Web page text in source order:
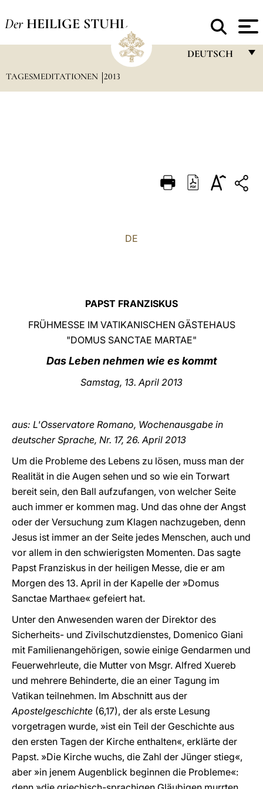
Der HEILIGE STUHL
DEUTSCH
DEUTSCH
TAGESMEDITATIONEN 2013
DE
PAPST FRANZISKUS
FRÜHMESSE IM VATIKANISCHEN GÄSTEHAUS
"DOMUS SANCTAE MARTAE"
Das Leben nehmen wie es kommt
Samstag, 13. April 2013
aus: L'Osservatore Romano, Wochenausgabe in
deutscher Sprache, Nr. 17, 26. April 2013
Um die Probleme des Lebens zu lösen, muss man der
Realität in die Augen sehen und so wie ein Torwart
bereit sein, den Ball aufzufangen, von welcher Seite
auch immer er kommen mag. Und das ohne der Angst
oder der Versuchung zum Klagen nachzugeben, denn
Jesus ist immer an der Seite jedes Menschen, auch und
vor allem in den schwierigsten Momenten. Das sagte
Papst Franziskus in der heiligen Messe, die er am
Morgen des 13. April in der Kapelle der »Domus
Sanctae Marthae« gefeiert hat.
Unter den Anwesenden waren der Direktor des
Sicherheits- und Zivilschutzdienstes, Domenico Giani
mit Familienangehörigen, sowie einige Gendarmen und
Feuerwehrleute, die Mutter von Msgr. Alfred Xuereb
und mehrere Behinderte, die an einer Tagung im
Vatikan teilnehmen. Im Abschnitt aus der
Apostelgeschichte (6,17), der als erste Lesung
vorgetragen wurde, »ist ein Teil der Geschichte aus
den ersten Tagen der Kirche enthalten«, erklärte der
Papst. »Die Kirche wuchs, die Zahl der Jünger stieg«,
aber »in jenem Augenblick beginnen die Probleme«: